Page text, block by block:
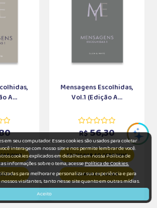
A...
Mensagens Escolhidas,
Vol.1 (Edição A...
R$56,30
ADICIONAR AO CARRINHO
COMPRAR AGORA
em seu computador. Esses cookies são usados para coletar
interage com nosso site e nos permite lembrar de você.
cookies explicados em detalhes em nossa Política de
informações sobre o tema, acessePolítica de Cookies.
para melhorar e personalizar sua experiência e para
visitantes, tanto nesse site quanto em outras mídias.
Aceito